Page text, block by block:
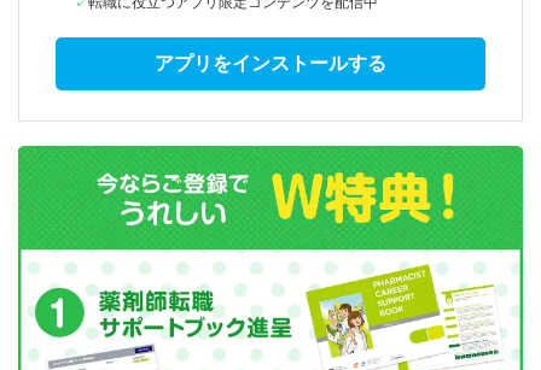
アプリをインストールする